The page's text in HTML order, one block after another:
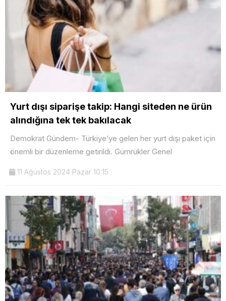
Yurt dışı siparişe takip: Hangi siteden ne ürün
alındığına tek tek bakılacak
Demokrat Gündem- Türkiye’ye gelen her yurt dışı paket için
önemli bir düzenleme getirildi. Gümrükler Genel
11 Ağustos 2024 Pazar 10:15